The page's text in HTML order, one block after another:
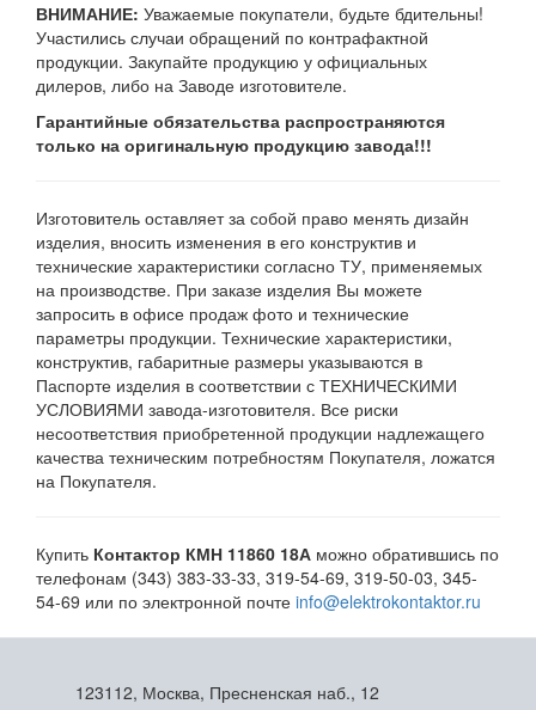
ВНИМАНИЕ: Уважаемые покупатели, будьте бдительны!
Участились случаи обращений по контрафактной
продукции. Закупайте продукцию у официальных
дилеров, либо на Заводе изготовителе.
Гарантийные обязательства распространяются
только на оригинальную продукцию завода!!!
Изготовитель оставляет за собой право менять дизайн
изделия, вносить изменения в его конструктив и
технические характеристики согласно ТУ, применяемых
на производстве. При заказе изделия Вы можете
запросить в офисе продаж фото и технические
параметры продукции. Технические характеристики,
конструктив, габаритные размеры указываются в
Паспорте изделия в соответствии с ТЕХНИЧЕСКИМИ
УСЛОВИЯМИ завода-изготовителя. Все риски
несоответствия приобретенной продукции надлежащего
качества техническим потребностям Покупателя, ложатся
на Покупателя.
Купить Контактор КМН 11860 18А можно обратившись по
телефонам (343) 383-33-33, 319-54-69, 319-50-03, 345-
54-69 или по электронной почте info@elektrokontaktor.ru
123112, Москва, Пресненская наб., 12